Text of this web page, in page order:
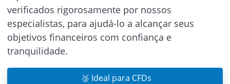
verificados rigorosamente por nossos
especialistas, para ajudá-lo a alcançar seus
objetivos financeiros com confiança e
tranquilidade.
🥉 Ideal para CFDs